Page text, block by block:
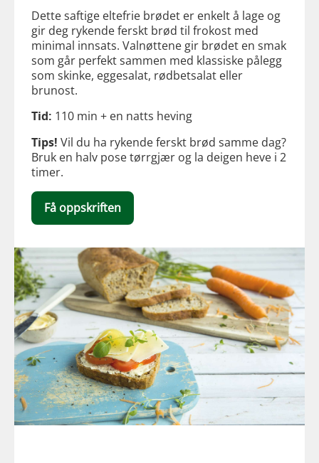
Dette saftige eltefrie brødet er enkelt å lage og
gir deg rykende ferskt brød til frokost med
minimal innsats. Valnøttene gir brødet en smak
som går perfekt sammen med klassiske pålegg
som skinke, eggesalat, rødbetsalat eller
brunost.
Tid: 110 min + en natts heving
Tips! Vil du ha rykende ferskt brød samme dag?
Bruk en halv pose tørrgjær og la deigen heve i 2
timer.
Få oppskriften